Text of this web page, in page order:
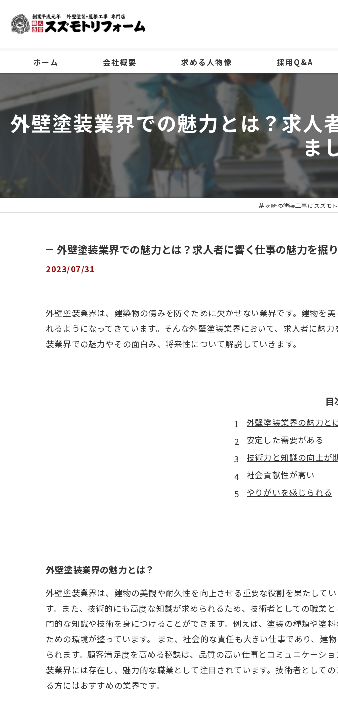
ホーム 会社概要
ビジョン
求める人物像 採用Q&A
外壁塗装業界での魅力とは？求人
ま
茅ヶ崎の塗装工事はスズモ
外壁塗装業界での魅力とは？求人者に響く仕事の魅力を掘
2023/07/31
外壁塗装業界は、建築物の傷みを防ぐために欠かせない業界です。建物を
れるようになってきています。そんな外壁塗装業界において、求人者に魅
装業界での魅力やその面白み、将来性について解説していきます。
目
外壁塗装業界の魅力と
安定した需要がある
技術力と知識の向上が
社会貢献性が高い
やりがいを感じられる
外壁塗装業界の魅力とは？
外壁塗装業界は、建物の美観や耐久性を向上させる重要な役割を果たして
す。また、技術的にも高度な知識が求められるため、技術者としての職業
門的な知識や技術を身につけることができます。例えば、塗装の種類や塗
ための環境が整っています。 また、社会的な責任も大きい仕事であり、建
られます。顧客満足度を高める秘訣は、品質の高い仕事とコミュニケーシ
装業界には存在し、魅力的な職業として注目されています。技術者として
る方にはおすすめの業界です。